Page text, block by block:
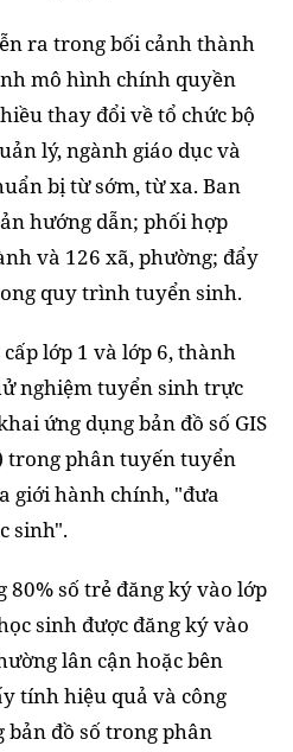
ra trong bối cảnh thành
mô hình chính quyền
thay đổi về tổ chức bộ
lý, ngành giáo dục và
bị từ sớm, từ xa. Ban
hướng dẫn; phối hợp
và 126 xã, phường; đẩy
quy trình tuyển sinh.
lớp 1 và lớp 6, thành
nghiệm tuyển sinh trực
ứng dụng bản đồ số GIS
trong phân tuyến tuyển
giới hành chính, "đưa
sinh".
80% số trẻ đăng ký vào lớp
sinh được đăng ký vào
lân cận hoặc bên
tính hiệu quả và công
bản đồ số trong phân